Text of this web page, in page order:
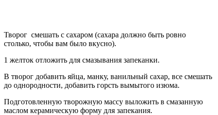
Творог смешать с сахаром (сахара должно быть ровно
столько, чтобы вам было вкусно).
1 желток отложить для смазывания запеканки.
В творог добавить яйца, манку, ванильный сахар, все смешать
до однородности, добавить горсть вымытого изюма.
Подготовленную творожную массу выложить в смазанную
маслом керамическую форму для запекания.